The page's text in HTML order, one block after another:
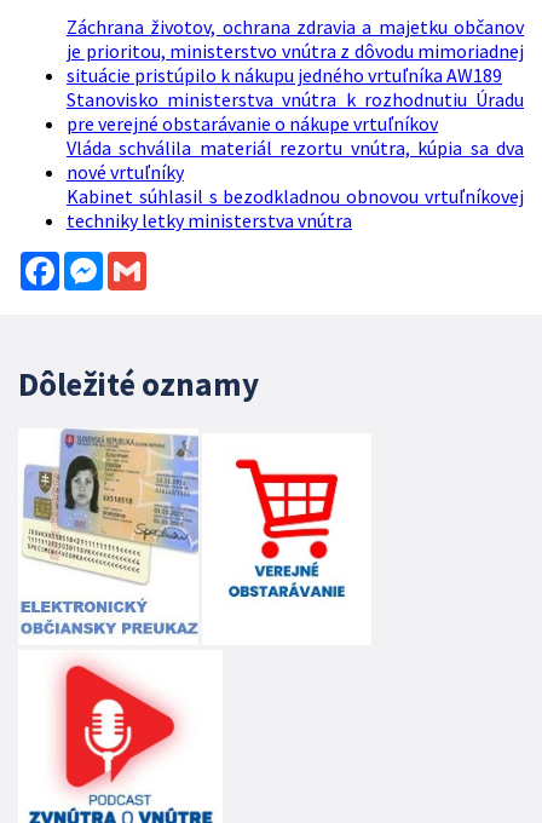
Záchrana životov, ochrana zdravia a majetku občanov
je prioritou, ministerstvo vnútra z dôvodu mimoriadnej
situácie pristúpilo k nákupu jedného vrtuľníka AW189
Stanovisko ministerstva vnútra k rozhodnutiu Úradu
pre verejné obstarávanie o nákupe vrtuľníkov
Vláda schválila materiál rezortu vnútra, kúpia sa dva
nové vrtuľníky
Kabinet súhlasil s bezodkladnou obnovou vrtuľníkovej
techniky letky ministerstva vnútra
FacebookMessenger
Dôležité oznamy